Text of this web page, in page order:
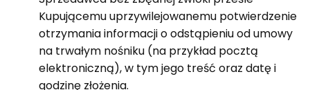
Kupującemu uprzywilejowanemu potwierdzenie
otrzymania informacji o odstąpieniu od umowy
na trwałym nośniku (na przykład pocztą
elektroniczną), w tym jego treść oraz datę i
godzinę złożenia.